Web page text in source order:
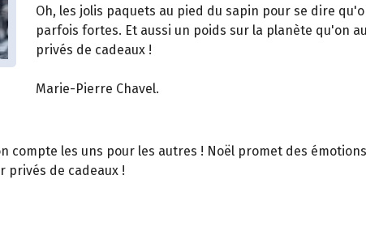
Oh, les jolis paquets au pied du sapin pour se dire
parfois fortes. Et aussi un poids sur la planète qu'on
privés de cadeaux !
Marie-Pierre Chavel.
compte les uns pour les autres ! Noël promet des
privés de cadeaux !